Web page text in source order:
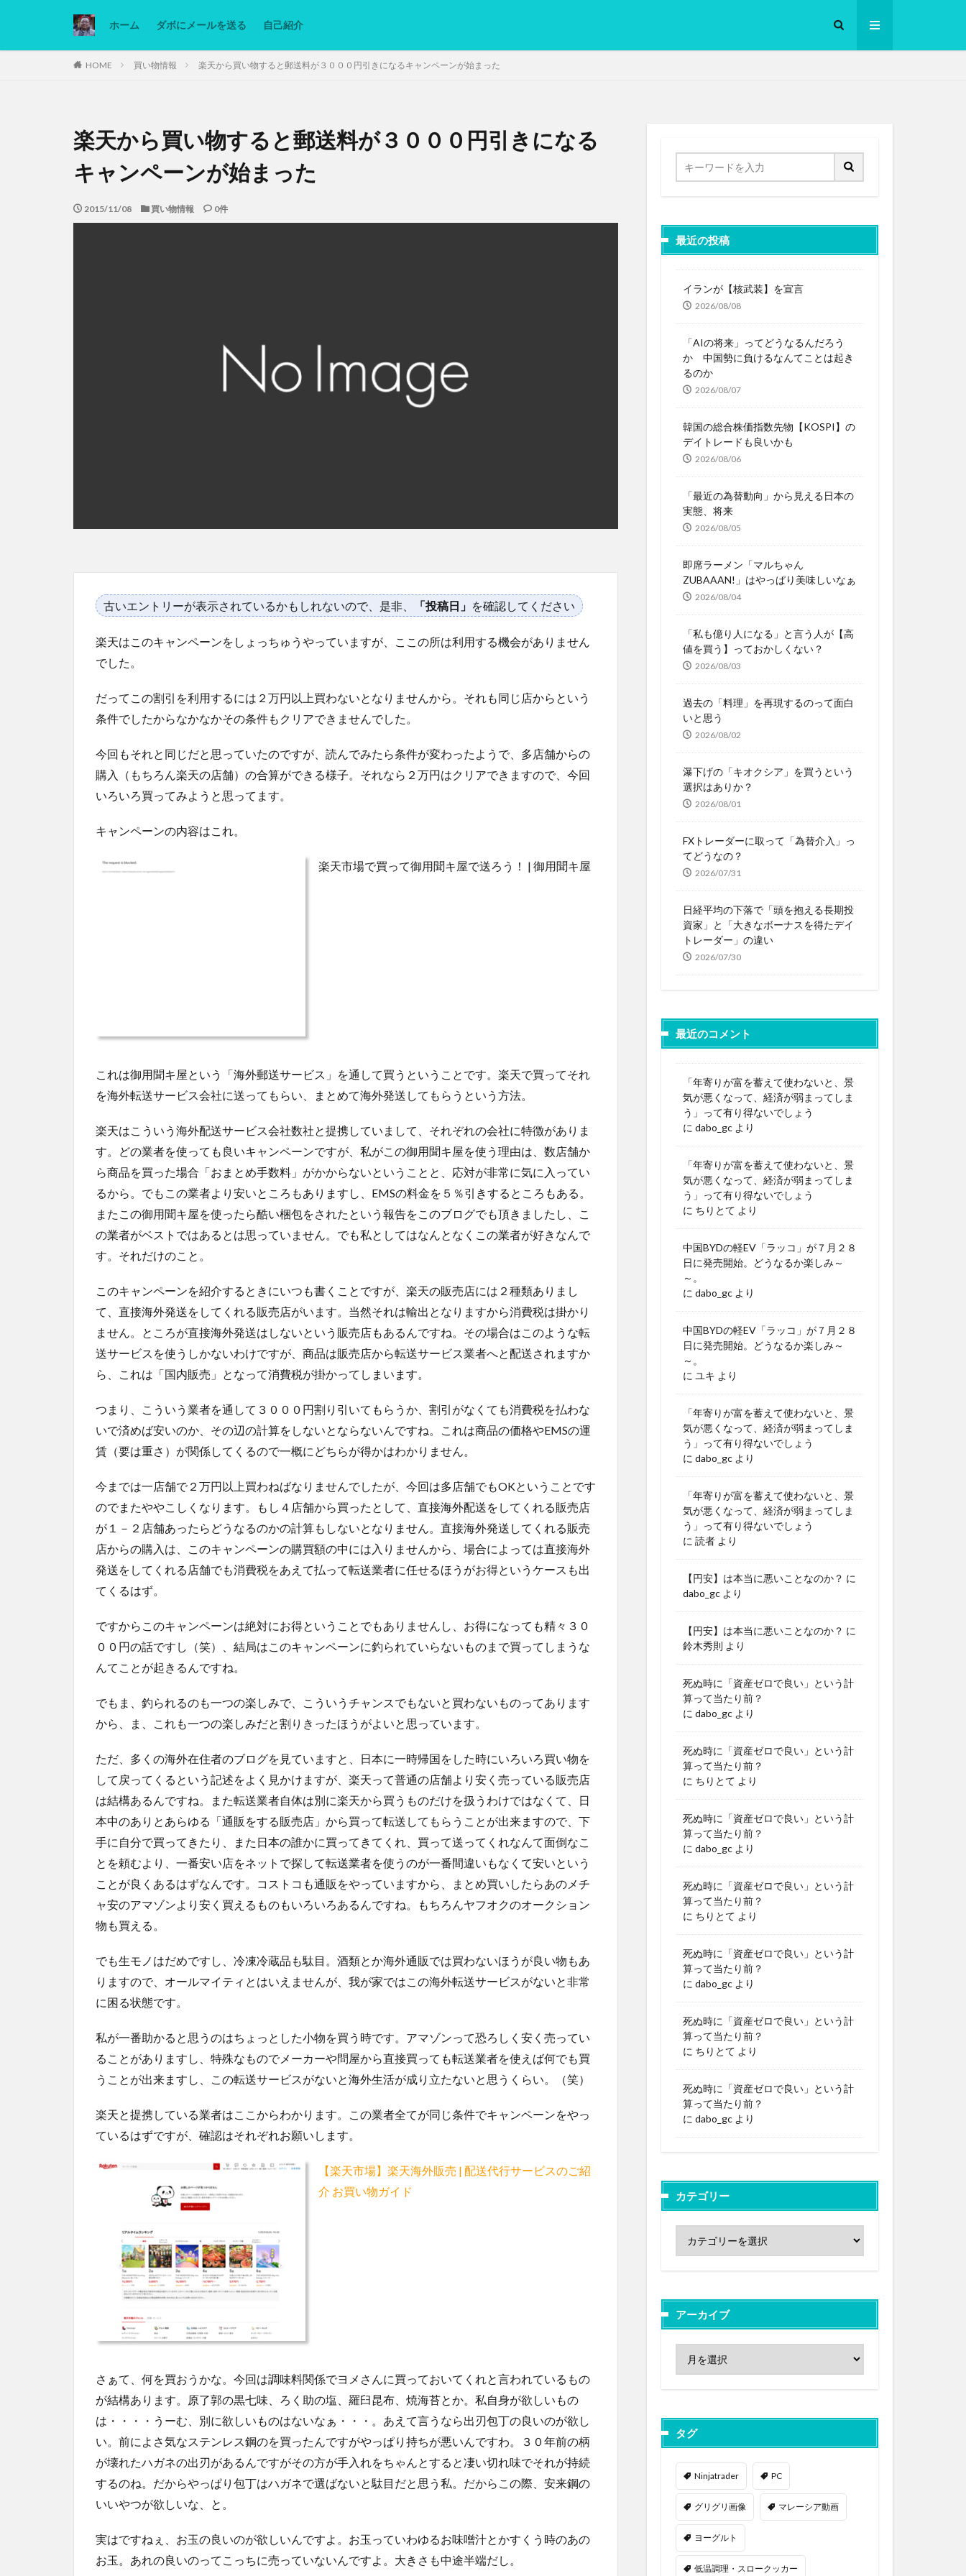
ホーム ダボにメールを送る 自己紹介
HOME 買い物情報 楽天から買い物すると郵送料が３０００円引きになるキャンペーンが始まった
楽天から買い物すると郵送料が３０００円引きになる
キャンペーンが始まった
2015/11/08 買い物情報 0件
古いエントリーが表示されているかもしれないので、是非、 「投稿日」 を確認してください
楽天はこのキャンペーンをしょっちゅうやっていますが、ここの所は利用する機会がありません
でした。
だってこの割引を利用するには２万円以上買わないとなりませんから。それも同じ店からという
条件でしたからなかなかその条件もクリアできませんでした。
今回もそれと同じだと思っていたのですが、読んでみたら条件が変わったようで、多店舗からの
購入（もちろん楽天の店舗）の合算ができる様子。それなら２万円はクリアできますので、今回
いろいろ買ってみようと思ってます。
キャンペーンの内容はこれ。
楽天市場で買って御用聞キ屋で送ろう！ | 御用聞キ屋
これは御用聞キ屋という「海外郵送サービス」を通して買うということです。楽天で買ってそれ
を海外転送サービス会社に送ってもらい、まとめて海外発送してもらうという方法。
楽天はこういう海外配送サービス会社数社と提携していまして、それぞれの会社に特徴がありま
す。どの業者を使っても良いキャンペーンですが、私がこの御用聞キ屋を使う理由は、数店舗か
ら商品を買った場合「おまとめ手数料」がかからないということと、応対が非常に気に入ってい
るから。でもこの業者より安いところもありますし、EMSの料金を５％引きするところもある。
またこの御用聞キ屋を使ったら酷い梱包をされたという報告をこのブログでも頂きましたし、こ
の業者がベストではあるとは思っていません。でも私としてはなんとなくこの業者が好きなんで
す。それだけのこと。
このキャンペーンを紹介するときにいつも書くことですが、楽天の販売店には２種類ありまし
て、直接海外発送をしてくれる販売店がいます。当然それは輸出となりますから消費税は掛かり
ません。ところが直接海外発送はしないという販売店もあるんですね。その場合はこのような転
送サービスを使うしかないわけですが、商品は販売店から転送サービス業者へと配送されますか
ら、これは「国内販売」となって消費税が掛かってしまいます。
つまり、こういう業者を通して３０００円割り引いてもらうか、割引がなくても消費税を払わな
いで済めば安いのか、その辺の計算をしないとならないんですね。これは商品の価格やEMSの運
賃（要は重さ）が関係してくるので一概にどちらが得かはわかりません。
今までは一店舗で２万円以上買わねばなりませんでしたが、今回は多店舗でもOKということです
のでまたややこしくなります。もし４店舗から買ったとして、直接海外配送をしてくれる販売店
が１－２店舗あったらどうなるのかの計算もしないとなりません。直接海外発送してくれる販売
店からの購入は、このキャンペーンの購買額の中には入りませんから、場合によっては直接海外
発送をしてくれる店舗でも消費税をあえて払って転送業者に任せるほうがお得というケースも出
てくるはず。
ですからこのキャンペーンは絶対にお得ということでもありませんし、お得になっても精々３０
００円の話ですし（笑）、結局はこのキャンペーンに釣られていらないものまで買ってしまうな
んてことが起きるんですね。
でもま、釣られるのも一つの楽しみで、こういうチャンスでもないと買わないものってあります
から、ま、これも一つの楽しみだと割りきったほうがよいと思っています。
ただ、多くの海外在住者のブログを見ていますと、日本に一時帰国をした時にいろいろ買い物を
して戻ってくるという記述をよく見かけますが、楽天って普通の店舗より安く売っている販売店
は結構あるんですね。また転送業者自体は別に楽天から買うものだけを扱うわけではなくて、日
本中のありとあらゆる「通販をする販売店」から買って転送してもらうことが出来ますので、下
手に自分で買ってきたり、また日本の誰かに買ってきてくれ、買って送ってくれなんて面倒なこ
とを頼むより、一番安い店をネットで探して転送業者を使うのが一番間違いもなくて安いという
ことが良くあるはずなんです。コストコも通販をやっていますから、まとめ買いしたらあのメチ
ャ安のアマゾンより安く買えるものもいろいろあるんですね。もちろんヤフオクのオークション
物も買える。
でも生モノはだめですし、冷凍冷蔵品も駄目。酒類とか海外通販では買わないほうが良い物もあ
りますので、オールマイティとはいえませんが、我が家ではこの海外転送サービスがないと非常
に困る状態です。
私が一番助かると思うのはちょっとした小物を買う時です。アマゾンって恐ろしく安く売ってい
ることがありますし、特殊なものでメーカーや問屋から直接買っても転送業者を使えば何でも買
うことが出来ますし、この転送サービスがないと海外生活が成り立たないと思うくらい。（笑）
楽天と提携している業者はここからわかります。この業者全てが同じ条件でキャンペーンをやっ
ているはずですが、確認はそれぞれお願いします。
【楽天市場】楽天海外販売 | 配送代行サービスのご紹
介 お買い物ガイド
さぁて、何を買おうかな。今回は調味料関係でヨメさんに買っておいてくれと言われているもの
が結構あります。原了郭の黒七味、ろく助の塩、羅臼昆布、焼海苔とか。私自身が欲しいもの
は・・・・うーむ、別に欲しいものはないなぁ・・・。あえて言うなら出刃包丁の良いのが欲し
い。前によさ気なステンレス鋼のを買ったんですがやっぱり持ちが悪いんですわ。３０年前の柄
が壊れたハガネの出刃があるんですがその方が手入れをちゃんとすると凄い切れ味でそれが持続
するのね。だからやっぱり包丁はハガネで選ばないと駄目だと思う私。だからこの際、安来鋼の
いいやつが欲しいな、と。
実はですねぇ、お玉の良いのが欲しいんですよ。お玉っていわゆるお味噌汁とかすくう時のあの
お玉。あれの良いのってこっちに売っていないんですよ。大きさも中途半端だし。
最近の投稿
イランが【核武装】を宣言
2026/08/08
「AIの将来」ってどうなるんだろう
か 中国勢に負けるなんてことは起き
るのか
2026/08/07
韓国の総合株価指数先物【KOSPI】の
デイトレードも良いかも
2026/08/06
「最近の為替動向」から見える日本の
実態、将来
2026/08/05
即席ラーメン「マルちゃん
ZUBAAAN!」はやっぱり美味しいなぁ
2026/08/04
「私も億り人になる」と言う人が【高
値を買う】っておかしくない？
2026/08/03
過去の「料理」を再現するのって面白
いと思う
2026/08/02
瀑下げの「キオクシア」を買うという
選択はありか？
2026/08/01
FXトレーダーに取って「為替介入」っ
てどうなの？
2026/07/31
日経平均の下落で「頭を抱える長期投
資家」と「大きなボーナスを得たデイ
トレーダー」の違い
2026/07/30
最近のコメント
「年寄りが富を蓄えて使わないと、景
気が悪くなって、経済が弱まってしま
う」って有り得ないでしょう
に dabo_gc より
「年寄りが富を蓄えて使わないと、景
気が悪くなって、経済が弱まってしま
う」って有り得ないでしょう
に ちりとて より
中国BYDの軽EV「ラッコ」が７月２８
日に発売開始。どうなるか楽しみ～
～。
に dabo_gc より
中国BYDの軽EV「ラッコ」が７月２８
日に発売開始。どうなるか楽しみ～
～。
に ユキ より
「年寄りが富を蓄えて使わないと、景
気が悪くなって、経済が弱まってしま
う」って有り得ないでしょう
に dabo_gc より
「年寄りが富を蓄えて使わないと、景
気が悪くなって、経済が弱まってしま
う」って有り得ないでしょう
に 読者 より
【円安】は本当に悪いことなのか？ に
dabo_gc より
【円安】は本当に悪いことなのか？ に
鈴木秀則 より
死ぬ時に「資産ゼロで良い」という計
算って当たり前？
に dabo_gc より
死ぬ時に「資産ゼロで良い」という計
算って当たり前？
に ちりとて より
死ぬ時に「資産ゼロで良い」という計
算って当たり前？
に dabo_gc より
死ぬ時に「資産ゼロで良い」という計
算って当たり前？
に ちりとて より
死ぬ時に「資産ゼロで良い」という計
算って当たり前？
に dabo_gc より
死ぬ時に「資産ゼロで良い」という計
算って当たり前？
に ちりとて より
死ぬ時に「資産ゼロで良い」という計
算って当たり前？
に dabo_gc より
カテゴリー
アーカイブ
タグ
Ninjatrader PC
グリグリ画像 マレーシア動画
ヨーグルト
低温調理・スロークッカー
カテゴリー
Ninjatrader PC グリグリ画像 マレーシア動画 ヨーグルト
低温調理・スロークッカー
低糖質ダイエット